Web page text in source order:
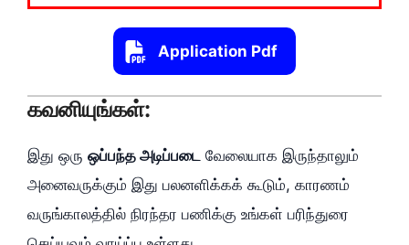
Application Pdf
கவனியுங்கள்:
இது ஒரு ஒப்பந்த அடிப்படை வேலையாக இருந்தாலும்
அனைவருக்கும் இது பலனளிக்கக் கூடும், காரணம்
வருங்காலத்தில் நிரந்தர பணிக்கு உங்கள் பரிந்துரை